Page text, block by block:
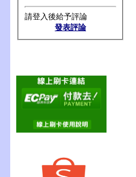
請登入後給予評論
發表評論